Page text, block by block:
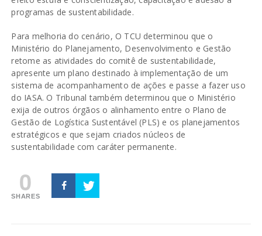
programas de sustentabilidade.
Para melhoria do cenário, O TCU determinou que o
Ministério do Planejamento, Desenvolvimento e Gestão
retome as atividades do comitê de sustentabilidade,
apresente um plano destinado à implementação de um
sistema de acompanhamento de ações e passe a fazer uso
do IASA. O Tribunal também determinou que o Ministério
exija de outros órgãos o alinhamento entre o Plano de
Gestão de Logística Sustentável (PLS) e os planejamentos
estratégicos e que sejam criados núcleos de
sustentabilidade com caráter permanente.
0
SHARES